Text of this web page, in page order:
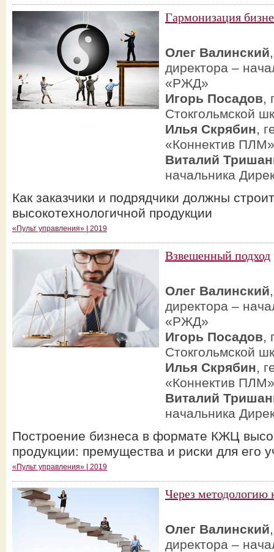
Гармонизация
Олег Валинский
директора –
«РЖД»
Игорь Посадов,
Стокгольмской
Илья Скрябин,
«Коннектив ПЛМ»
Виталий
начальника
Как заказчики и подрядчики должны
высокотехнологичной продукции
«Пульт управления» | 2019
Взвешенный подход
Олег Валинский
директора –
«РЖД»
Игорь Посадов,
Стокгольмской
Илья Скрябин,
«Коннектив ПЛМ»
Виталий
начальника
Построение бизнеса в формате КЖЦ
продукции: премущества и риски для его
«Пульт управления» | 2019
Через методологию
Олег Валинский
директора –